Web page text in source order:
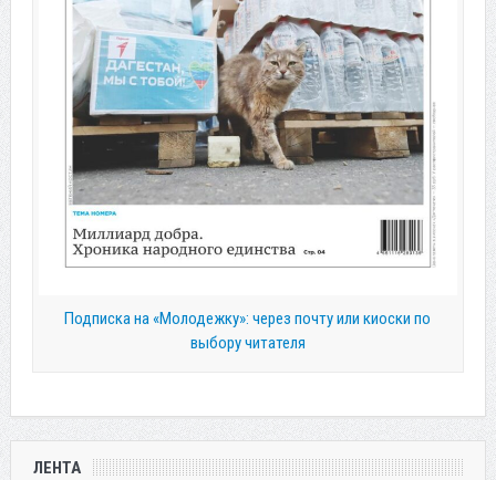
Подписка на «Молодежку»: через почту или киоски по
выбору читателя
ЛЕНТА